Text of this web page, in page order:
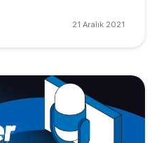
21 Aralık 2021